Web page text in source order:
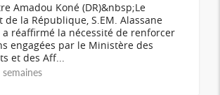
Amadou Koné (DR)&nbsp;Le
de la République, S.EM. Alassane
réaffirmé la nécessité de renforcer
engagées par le Ministère des
et des Aff...